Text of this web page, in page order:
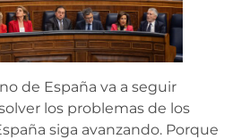
de España va a seguir
los problemas de los
siga avanzando. Porque